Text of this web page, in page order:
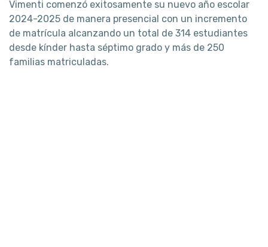
Vimenti comenzó exitosamente su nuevo año escolar
2024-2025 de manera presencial con un incremento
de matrícula alcanzando un total de 314 estudiantes
desde kínder hasta séptimo grado y más de 250
familias matriculadas.